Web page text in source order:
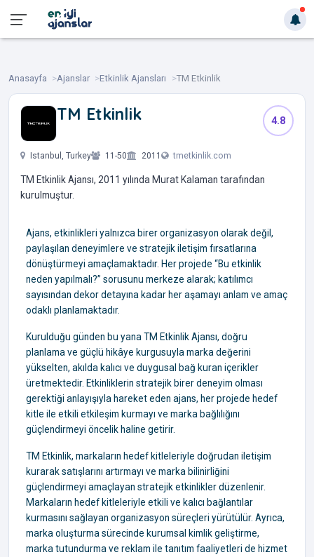
Anasayfa Ajanslar Etkinlik Ajansları TM Etkinlik
TM Etkinlik 4.8
Istanbul, Turkey 11-50 2011 tmetkinlik.com
TM Etkinlik Ajansı, 2011 yılında Murat Kalaman tarafından
kurulmuştur.
Ajans, etkinlikleri yalnızca birer organizasyon olarak değil,
paylaşılan deneyimlere ve stratejik iletişim fırsatlarına
dönüştürmeyi amaçlamaktadır. Her projede “Bu etkinlik
neden yapılmalı?” sorusunu merkeze alarak; katılımcı
sayısından dekor detayına kadar her aşamayı anlam ve amaç
odaklı planlamaktadır.
Kurulduğu günden bu yana TM Etkinlik Ajansı, doğru
planlama ve güçlü hikâye kurgusuyla marka değerini
yükselten, akılda kalıcı ve duygusal bağ kuran içerikler
üretmektedir. Etkinliklerin stratejik birer deneyim olması
gerektiği anlayışıyla hareket eden ajans, her projede hedef
kitle ile etkili etkileşim kurmayı ve marka bağlılığını
güçlendirmeyi öncelik haline getirir.
TM Etkinlik, markaların hedef kitleleriyle doğrudan iletişim
kurarak satışlarını artırmayı ve marka bilinirliğini
güçlendirmeyi amaçlayan stratejik etkinlikler düzenlenir.
Markaların hedef kitleleriyle etkili ve kalıcı bağlantılar
kurmasını sağlayan organizasyon süreçleri yürütülür. Ayrıca,
marka oluşturma sürecinde kurumsal kimlik geliştirme,
marka tutundurma ve reklam ile tanıtım faaliyetleri de hizmet